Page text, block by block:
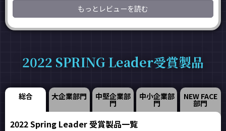
もっとレビューを読む
2022 SPRING Leader受賞製品
総合 大企業部門 中堅企業部
門
中小企業部
門
NEW FACE
部門
2022 Spring Leader 受賞製品一覧